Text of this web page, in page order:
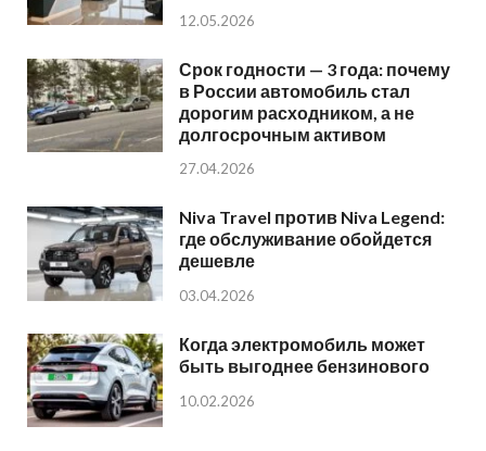
12.05.2026
Срок годности — 3 года: почему
в России автомобиль стал
дорогим расходником, а не
долгосрочным активом
27.04.2026
Niva Travel против Niva Legend:
где обслуживание обойдется
дешевле
03.04.2026
Когда электромобиль может
быть выгоднее бензинового
10.02.2026